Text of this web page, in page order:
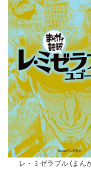
レ・ミゼラブル (まん